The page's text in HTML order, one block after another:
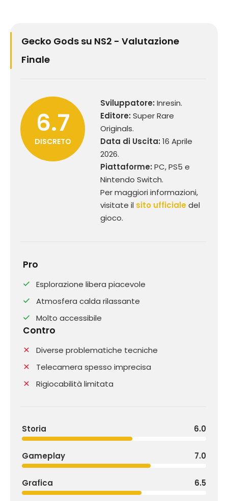
Gecko Gods su NS2 - Valutazione
Finale
6.7
DISCRETO
Sviluppatore: Inresin.
Editore: Super Rare
Originals.
Data di Uscita: 16 Aprile
2026.
Piattaforme: PC, PS5 e
Nintendo Switch.
Per maggiori informazioni,
visitate il sito ufficialedel
gioco.
Pro
Esplorazione libera piacevole
Atmosfera calda rilassante
Molto accessibile
Contro
Diverse problematiche tecniche
Telecamera spesso imprecisa
Rigiocabilità limitata
Storia 6.0
Gameplay 7.0
Grafica 6.5